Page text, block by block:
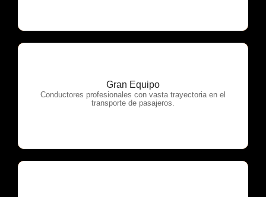
Gran Equipo
Conductores profesionales con vasta trayectoria en el
transporte de pasajeros.
OTP Servicios